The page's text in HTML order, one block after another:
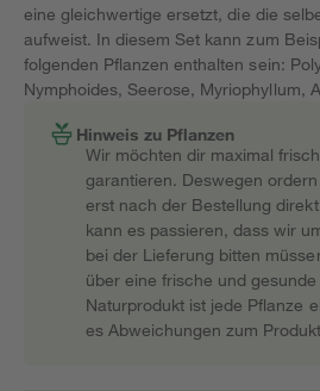
eine gleichwertige ersetzt, die die
aufweist. In diesem Set kann zum
folgenden Pflanzen enthalten sein:
Nymphoides, Seerose, Myriophyllum,
Hinweis zu Pflanzen
Wir möchten dir maximal
garantieren. Deswegen
erst nach der Bestellung
kann es passieren, dass wir
bei der Lieferung bitten
über eine frische und
Naturprodukt ist jede Pflanze
es Abweichungen zum